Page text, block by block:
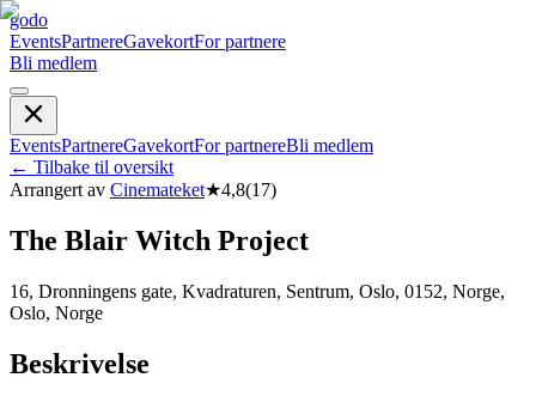
godo
EventsPartnereGavekortFor partnere
Bli medlem
EventsPartnereGavekortFor partnereBli medlem
← Tilbake til oversikt
Arrangert av Cinemateket★4,8(17)
The Blair Witch Project
16, Dronningens gate, Kvadraturen, Sentrum, Oslo, 0152, Norge,
Oslo, Norge
Beskrivelse